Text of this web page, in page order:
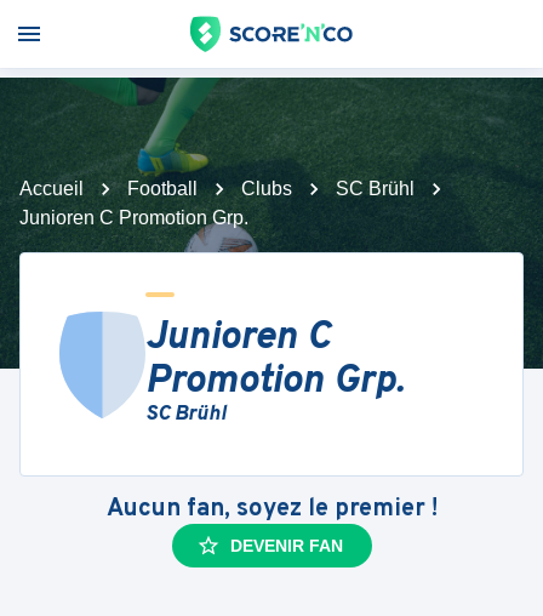
Accueil Football Clubs
SC Brühl
Junioren C Promotion Grp.
Junioren C
Promotion Grp.
SC Brühl
Aucun fan, soyez le premier !
DEVENIR FAN